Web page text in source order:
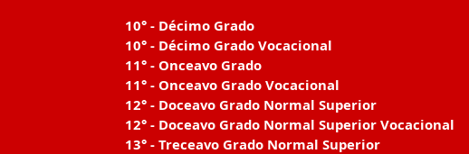
10° - Décimo Grado
10° - Décimo Grado Vocacional
11° - Onceavo Grado
11° - Onceavo Grado Vocacional
12° - Doceavo Grado Normal Superior
12° - Doceavo Grado Normal Superior Vocacional
13° - Treceavo Grado Normal Superior